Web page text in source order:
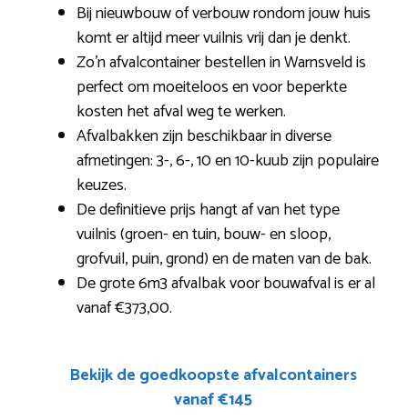
Bij nieuwbouw of verbouw rondom jouw huis
komt er altijd meer vuilnis vrij dan je denkt.
Zo’n afvalcontainer bestellen in Warnsveld is
perfect om moeiteloos en voor beperkte
kosten het afval weg te werken.
Afvalbakken zijn beschikbaar in diverse
afmetingen: 3-, 6-, 10 en 10-kuub zijn populaire
keuzes.
De definitieve prijs hangt af van het type
vuilnis (groen- en tuin, bouw- en sloop,
grofvuil, puin, grond) en de maten van de bak.
De grote 6m3 afvalbak voor bouwafval is er al
vanaf €373,00.
Bekijk de goedkoopste afvalcontainers
vanaf €145